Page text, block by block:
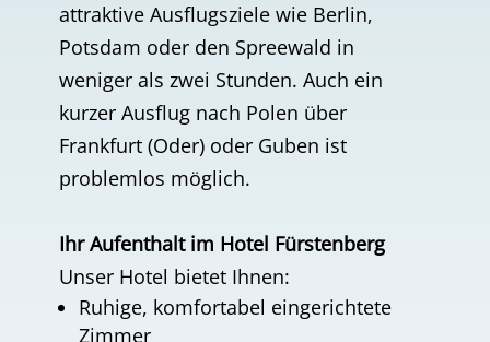
attraktive Ausflugsziele wie Berlin,
Potsdam oder den Spreewald in
weniger als zwei Stunden. Auch ein
kurzer Ausflug nach Polen über
Frankfurt (Oder) oder Guben ist
problemlos möglich.
Ihr Aufenthalt im Hotel Fürstenberg
Unser Hotel bietet Ihnen:
Ruhige, komfortabel eingerichtete
Zimmer